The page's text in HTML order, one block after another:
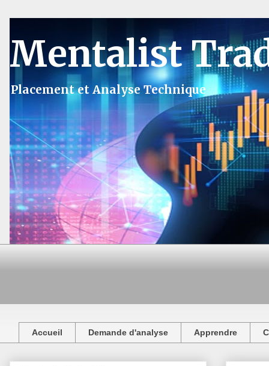
Mentalist
Placement et Analyse Technique
Accueil Demande d'analyse Apprendre